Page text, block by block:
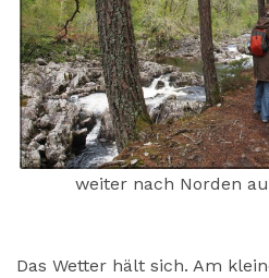
weiter nach Norden
Das Wetter hält sich. Am